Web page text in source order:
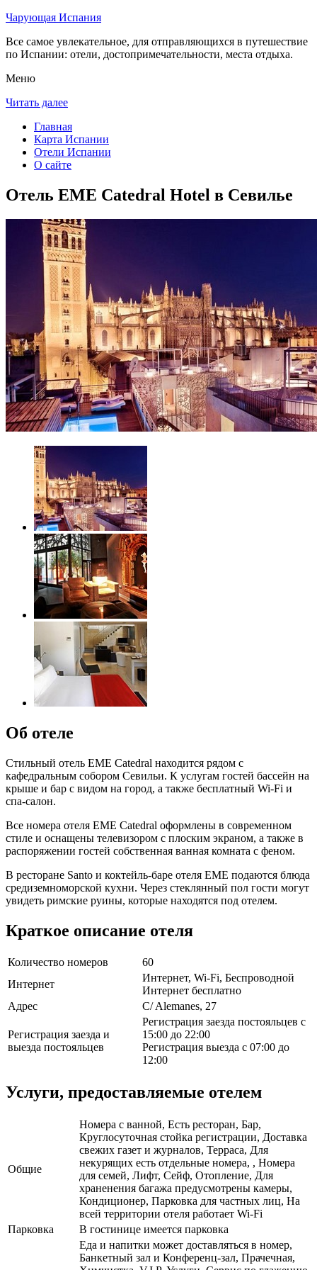
Чарующая Испания
Все самое увлекательное, для отправляющихся в путешествие
по Испании: отели, достопримечательности, места отдыха.
Меню
Читать далее
Главная
Карта Испании
Отели Испании
О сайте
Отель EME Catedral Hotel в Севилье
Об отеле
Стильный отель EME Catedral находится рядом с
кафедральным собором Севильи. К услугам гостей бассейн на
крыше и бар с видом на город, а также бесплатный Wi-Fi и
спа-салон.
Все номера отеля EME Catedral оформлены в современном
стиле и оснащены телевизором с плоским экраном, а также в
распоряжении гостей собственная ванная комната с феном.
В ресторане Santo и коктейль-баре отеля EME подаются блюда
средиземноморской кухни. Через стеклянный пол гости могут
увидеть римские руины, которые находятся под отелем.
Краткое описание отеля
Количество номеров
60
Интернет
Интернет, Wi-Fi, Беспроводной
Интернет бесплатно
Адрес
C/ Alemanes, 27
Регистрация заезда и
выезда постояльцев
Регистрация заезда постояльцев с
15:00 до 22:00
Регистрация выезда с 07:00 до
12:00
Услуги, предоставляемые отелем
Общие
Номера с ванной, Есть ресторан, Бар,
Круглосуточная стойка регистрации, Доставка
свежих газет и журналов, Терраса, Для
некурящих есть отдельные номера, , Номера
для семей, Лифт, Сейф, Отопление, Для
храненения багажа предусмотрены камеры,
Кондиционер, Парковка для частных лиц, На
всей территории отеля работает Wi-Fi
Парковка
В гостинице имеется парковка
Еда и напитки может доставляться в номер,
Банкетный зал и Конференц-зал, Прачечная,